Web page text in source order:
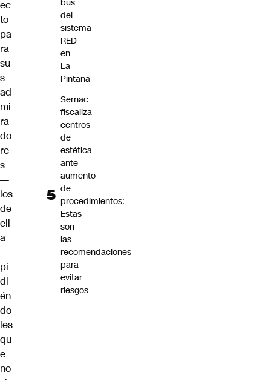
ec
to
pa
ra
su
s
ad
mi
ra
do
re
s
—
los
de
ell
a
—
pi
di
én
do
les
qu
e
no
bus
del
sistema
RED
en
La
Pintana
Sernac
fiscaliza
centros
de
estética
ante
aumento
de
procedimientos:
Estas
son
las
recomendaciones
para
evitar
riesgos